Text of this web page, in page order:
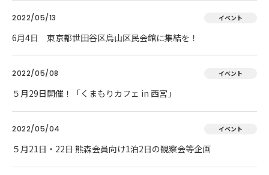
2022/05/13 イベント
6月4日 東京都世田谷区烏山区民会館に集結を！
2022/05/08 イベント
５月29日開催！「くまもりカフェ in 西宮」
2022/05/04 イベント
５月21日・22日 熊森会員向け1泊2日の観察会等企画